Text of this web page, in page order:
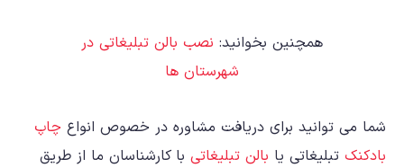
همچنین بخوانید: نصب بالن تبلیغاتی در
شهرستان ها
شما می توانید برای دریافت مشاوره در خصوص انواع چاپ
بادکنک تبلیغاتی یا بالن تبلیغاتی با کارشناسان ما از طریق